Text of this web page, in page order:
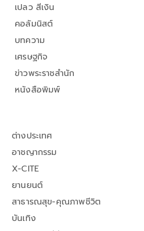
เปลว สีเงิน
คอลัมนิสต์
บทความ
เศรษฐกิจ
ข่าวพระราชสำนัก
หนังสือพิมพ์
ต่างประเทศ
อาชญากรรม
X-CITE
ยานยนต์
สาธารณสุข-คุณภาพชีวิต
บันเทิง